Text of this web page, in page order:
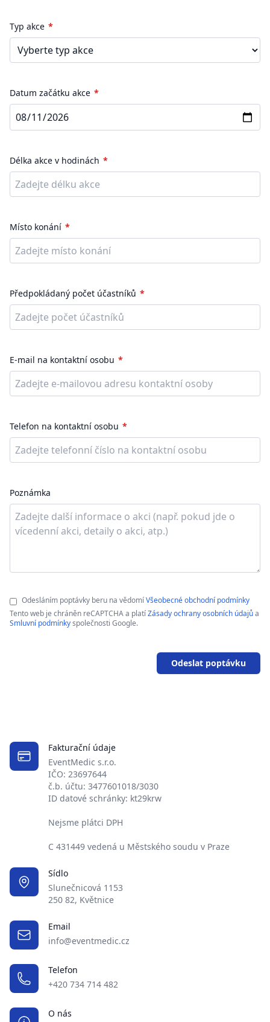
Fakturační údaje
EventMedic s.r.o.
IČO: 23697644
č.b. účtu: 3477601018/3030
ID datové schránky: kt29krw
Nejsme plátci DPH
C 431449 vedená u Městského soudu v Praze
Sídlo
Slunečnicová 1153
250 82, Květnice
Email
info@eventmedic.cz
Telefon
+420 734 714 482
O nás
Typ akce
Datum začátku akce
Délka akce v hodinách
Místo konání
Předpokládaný počet účastníků
E-mail na kontaktní osobu
Telefon na kontaktní osobu
Poznámka
Odesláním poptávky beru na vědomíVšeobecné obchodní podmínky
Tento web je chráněn reCAPTCHA a platíZásady ochrany osobních údajůa
Smluvní podmínkyspolečnosti Google.
Odeslat poptávku